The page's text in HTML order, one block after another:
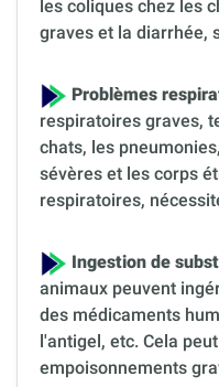
les coliques chez les
graves et la diarrhée,
Problèmes
respiratoires graves,
chats, les
sévères et les corps
respiratoires,
Ingestion de
animaux peuvent
des médicaments
l'antigel, etc. Cela
empoisonnements